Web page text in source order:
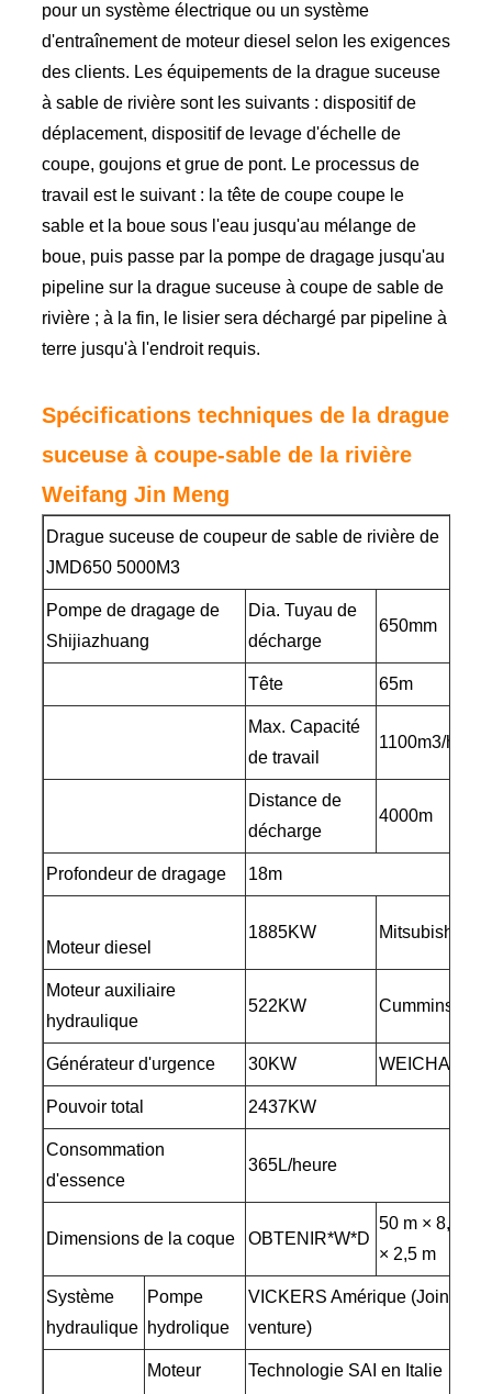
pour un système électrique ou un système
d'entraînement de moteur diesel selon les exigences
des clients. Les équipements de la drague suceuse
à sable de rivière sont les suivants : dispositif de
déplacement, dispositif de levage d'échelle de
coupe, goujons et grue de pont. Le processus de
travail est le suivant : la tête de coupe coupe le
sable et la boue sous l'eau jusqu'au mélange de
boue, puis passe par la pompe de dragage jusqu'au
pipeline sur la drague suceuse à coupe de sable de
rivière ; à la fin, le lisier sera déchargé par pipeline à
terre jusqu'à l'endroit requis.
Spécifications techniques de la drague
suceuse à coupe-sable de la rivière
Weifang Jin Meng
Drague suceuse de coupeur de sable de rivière de
JMD650 5000M3
Pompe de dragage de
Shijiazhuang
Dia. Tuyau de
décharge
650mm
Tête 65m
Max. Capacité
de travail
1100m3/heure
Distance de
décharge
4000m
Profondeur de dragage 18m
Moteur diesel
1885KW Mitsubishi
Moteur auxiliaire
hydraulique
522KW Cummins
Générateur d'urgence 30KW WEICHAI
Pouvoir total 2437KW
Consommation
d'essence
365L/heure
Dimensions de la coque OBTENIR*W*D
50 m × 8,8 m
× 2,5 m
Système
hydraulique
Pompe
hydrolique
VICKERS Amérique (Joint-
venture)
Moteur
Technologie SAI en Italie